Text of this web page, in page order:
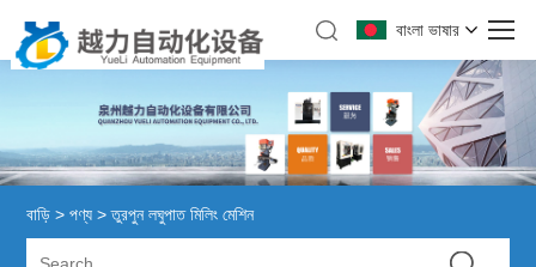
বাংলা ভাষার
বাড়ি > পণ্য > তুরপুন লঘুপাত মিলিং মেশিন